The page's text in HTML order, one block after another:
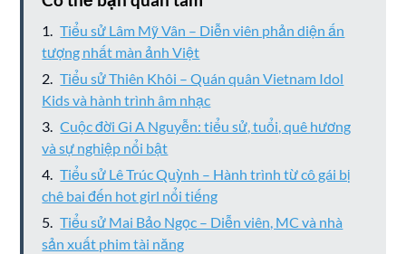
Tiểu sử Lâm Mỹ Vân – Diễn viên phản diện ấn
tượng nhất màn ảnh Việt
Tiểu sử Thiên Khôi – Quán quân Vietnam Idol
Kids và hành trình âm nhạc
Cuộc đời Gi A Nguyễn: tiểu sử, tuổi, quê hương
và sự nghiệp nổi bật
Tiểu sử Lê Trúc Quỳnh – Hành trình từ cô gái bị
chê bai đến hot girl nổi tiếng
Tiểu sử Mai Bảo Ngọc – Diễn viên, MC và nhà
sản xuất phim tài năng